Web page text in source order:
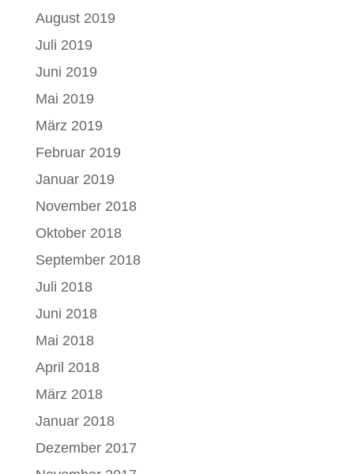
August 2019
Juli 2019
Juni 2019
Mai 2019
März 2019
Februar 2019
Januar 2019
November 2018
Oktober 2018
September 2018
Juli 2018
Juni 2018
Mai 2018
April 2018
März 2018
Januar 2018
Dezember 2017